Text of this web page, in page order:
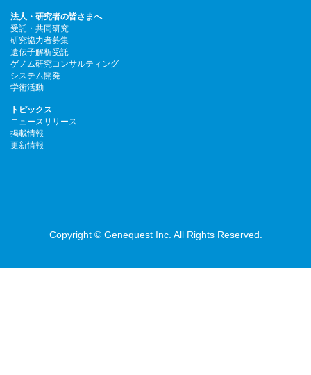
法人・研究者の皆さまへ
受託・共同研究
研究協力者募集
遺伝子解析受託
ゲノム研究コンサルティング
システム開発
学術活動
トピックス
ニュースリリース
掲載情報
更新情報
Copyright © Genequest Inc. All Rights Reserved.